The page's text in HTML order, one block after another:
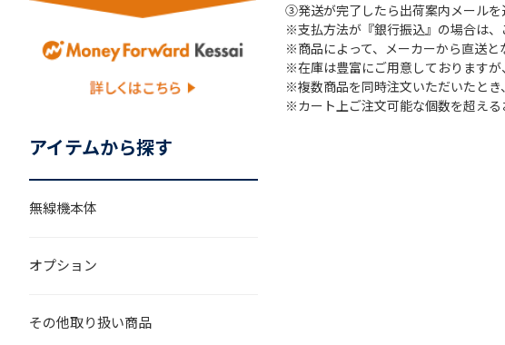
③発送が完了したら出荷案内メールを
※支払方法が『銀行振込』の場合は、
※商品によって、メーカーから直送と
※在庫は豊富にご用意しておりますが
※複数商品を同時注文いただいたとき
※カート上ご注文可能な個数を超える
アイテムから探す
無線機本体
オプション
その他取り扱い商品